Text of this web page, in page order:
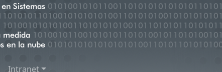
Intranet